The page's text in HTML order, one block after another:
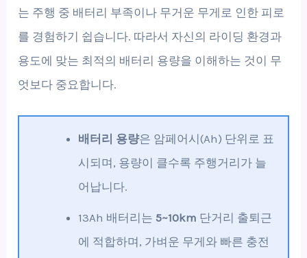
는 주행 중 배터리 부족이나 무거운 무게로 인한 피로
를 경험하기 쉽습니다. 따라서 자신의 라이딩 환경과
용도에 맞는 최적의 배터리 용량을 이해하는 것이 무
엇보다 중요합니다.
배터리 용량은 암페어시(Ah) 단위로 표
시되며, 용량이 클수록 주행거리가 늘
어납니다.
13Ah 배터리는5~10km 단거리 출퇴근
에 적합하며, 가벼운 무게와 빠른 충전